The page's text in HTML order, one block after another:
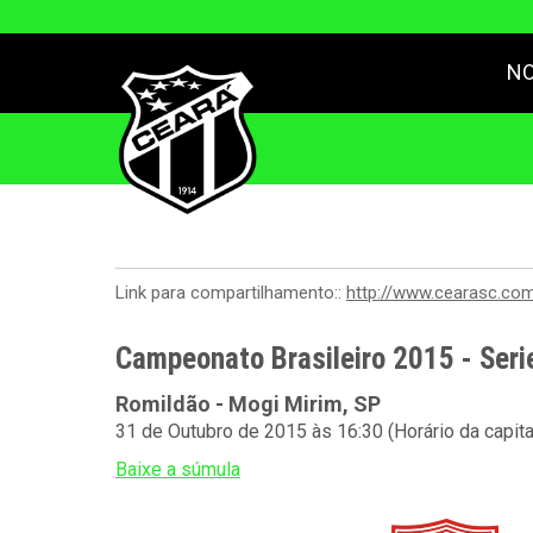
Link para compartilhamento:: http://
Campeonato Brasileiro 2015 -
Romildão - Mogi Mirim, SP
31 de Outubro de 2015 às 16:30 (Horário da
Baixe a súmula